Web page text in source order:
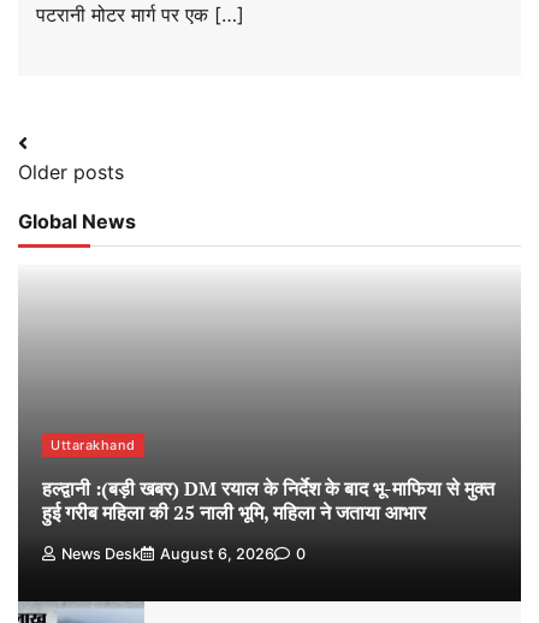
पटरानी मोटर मार्ग पर एक […]
Posts
navigation
Older posts
Global News
Uttarakhand
हल्द्वानी :(बड़ी खबर) DM रयाल के निर्देश के बाद भू-माफिया से मुक्त
हुई गरीब महिला की 25 नाली भूमि, महिला ने जताया आभार
News Desk August 6, 2026 0